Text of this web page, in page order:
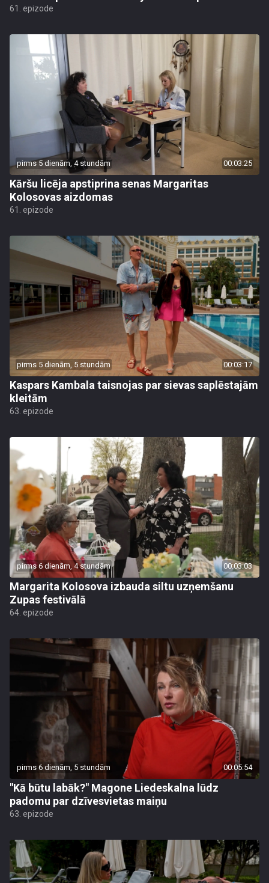
61. epizode
pirms 5 dienām, 4 stundām 00:03:25
Kāršu licēja apstiprina senas Margaritas
Kolosovas aizdomas
61. epizode
pirms 5 dienām, 5 stundām 00:03:17
Kaspars Kambala taisnojas par sievas saplēstajām
kleitām
63. epizode
pirms 6 dienām, 4 stundām 00:03:03
Margarita Kolosova izbauda siltu uzņemšanu
Zupas festivālā
64. epizode
pirms 6 dienām, 5 stundām 00:05:54
"Kā būtu labāk?" Magone Liedeskalna lūdz
padomu par dzīvesvietas maiņu
63. epizode